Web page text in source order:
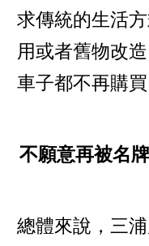
求傳統的生活
用或者舊物改
車子都不再購買
不願意再被名
總體來說，三